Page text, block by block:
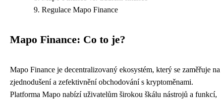
Regulace Mapo Finance
Mapo Finance: Co to je?
Mapo Finance je decentralizovaný ekosystém, který se zaměřuje na
zjednodušení a zefektivnění obchodování s kryptoměnami.
Platforma Mapo nabízí uživatelům širokou škálu nástrojů a funkcí,